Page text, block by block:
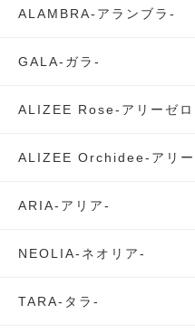
ALAMBRA-アランブラ-
GALA-ガラ-
ALIZEE Rose-アリーゼロ
ALIZEE Orchidee-アリ
ARIA-アリア-
NEOLIA-ネオリア-
TARA-タラ-